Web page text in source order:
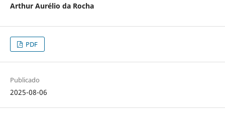
Arthur Aurélio da Rocha
PDF
Publicado
2025-08-06